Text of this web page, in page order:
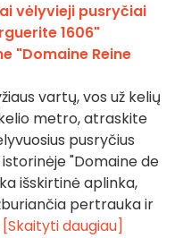
vėlyvieji pusryčiai
1606"
"Domaine Reine
vartų, vos už kelių
metro, atraskite
pusryčius
"Domaine de
išskirtinė aplinka,
pertrauka ir
[Skaityti daugiau]